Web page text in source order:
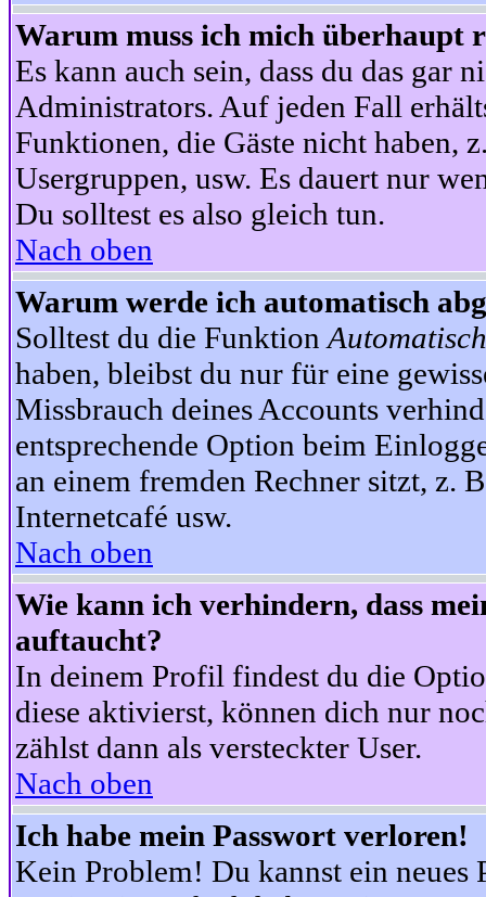
Warum muss ich mich überhaupt
Es kann auch sein, dass du das gar
Administrators. Auf jeden Fall
Funktionen, die Gäste nicht haben,
Usergruppen, usw. Es dauert nur
Du solltest es also gleich tun.
Nach oben
Warum werde ich automatisch
Solltest du die Funktion
haben, bleibst du nur für eine
Missbrauch deines Accounts
entsprechende Option beim
an einem fremden Rechner sitzt, z.
Internetcafé usw.
Nach oben
Wie kann ich verhindern, dass
auftaucht?
In deinem Profil findest du die
diese aktivierst, können dich nur
zählst dann als versteckter User.
Nach oben
Ich habe mein Passwort verloren!
Kein Problem! Du kannst ein neues